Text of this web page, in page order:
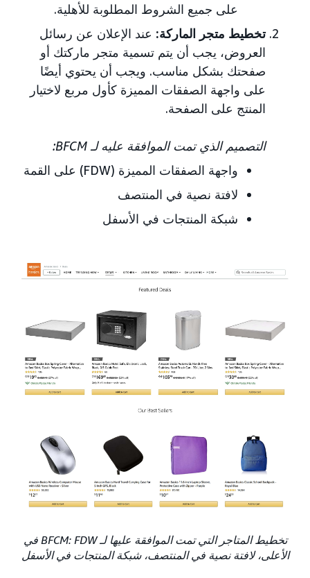
على جميع الشروط المطلوبة للأهلية.
تخطيط متجر الماركة: عند الإعلان عن رسائل
العروض، يجب أن يتم تسمية متجر ماركتك أو
صفحتك بشكل مناسب. ويجب أن يحتوي أيضًا
على واجهة الصفقات المميزة كأول مربع لاختيار
المنتج على الصفحة.
التصميم الذي تمت الموافقة عليه لـ BFCM:
واجهة الصفقات المميزة (FDW) على القمة
لافتة نصية في المنتصف
شبكة المنتجات في الأسفل
تخطيط المتاجر التي تمت الموافقة عليها لـ BFCM: FDW في
الأعلى، لافتة نصية في المنتصف، شبكة المنتجات في الأسفل